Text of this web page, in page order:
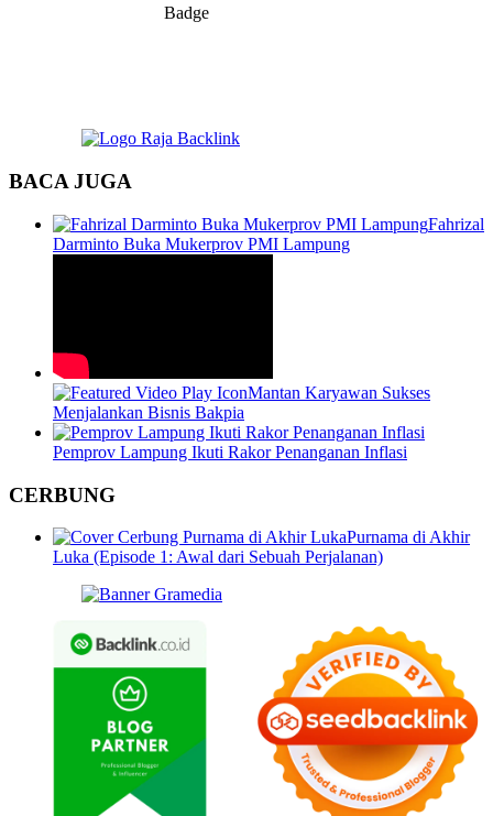
BACA JUGA
Fahrizal
Darminto Buka Mukerprov PMI Lampung
Mantan Karyawan Sukses
Menjalankan Bisnis Bakpia
Pemprov Lampung Ikuti Rakor Penanganan Inflasi
CERBUNG
Purnama di Akhir
Luka (Episode 1: Awal dari Sebuah Perjalanan)